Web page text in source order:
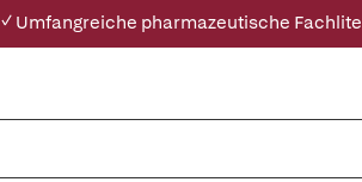
✓ Umfangreiche pharmazeutische